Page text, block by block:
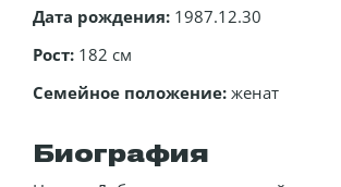
Дата рождения: 1987.12.30
Рост: 182 см
Семейное положение: женат
Биография